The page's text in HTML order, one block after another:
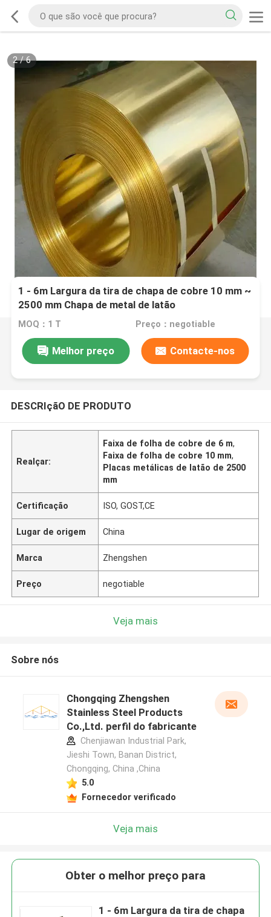
2/6
1 - 6m Largura da tira de chapa de cobre 10 mm ~
2500 mm Chapa de metal de latão
MOQ：1 T Preço：negotiable
Melhor preço Contacte-nos
DESCRIçãO DE PRODUTO
Realçar:
Faixa de folha de cobre de 6 m,
Faixa de folha de cobre 10 mm,
Placas metálicas de latão de 2500
mm
Certificação ISO, GOST,CE
Lugar de origem China
Marca Zhengshen
Preço negotiable
Veja mais
Sobre nós
Chongqing Zhengshen
Stainless Steel Products
Co.,Ltd. perfil do fabricante
Chenjiawan Industrial Park,
Jieshi Town, Banan District,
Chongqing, China ,China
5.0
Fornecedor verificado
Veja mais
Obter o melhor preço para
1 - 6m Largura da tira de chapa